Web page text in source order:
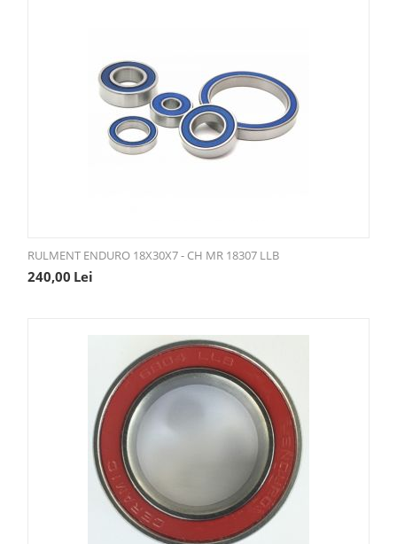
RULMENT ENDURO 18X30X7 - CH MR 18307 LLB
240,00 Lei